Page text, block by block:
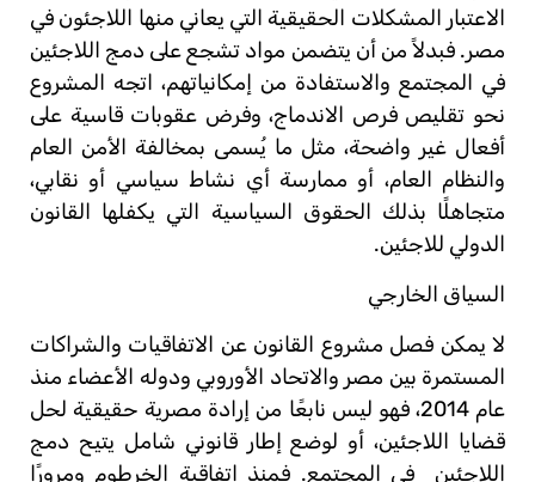
الاعتبار المشكلات الحقيقية التي يعاني منها اللاجئون في
مصر. فبدلاً من أن يتضمن مواد تشجع على دمج اللاجئين
في المجتمع والاستفادة من إمكانياتهم، اتجه المشروع
نحو تقليص فرص الاندماج، وفرض عقوبات قاسية على
أفعال غير واضحة، مثل ما يُسمى بمخالفة الأمن العام
والنظام العام، أو ممارسة أي نشاط سياسي أو نقابي،
متجاهلًا بذلك الحقوق السياسية التي يكفلها القانون
الدولي للاجئين.
السياق الخارجي
لا يمكن فصل مشروع القانون عن الاتفاقيات والشراكات
المستمرة بين مصر والاتحاد الأوروبي ودوله الأعضاء منذ
عام 2014، فهو ليس نابعًا من إرادة مصرية حقيقية لحل
قضايا اللاجئين، أو لوضع إطار قانوني شامل يتيح دمج
اللاجئين
في المجتمع. فمنذ اتفاقية الخرطوم ومرورًا